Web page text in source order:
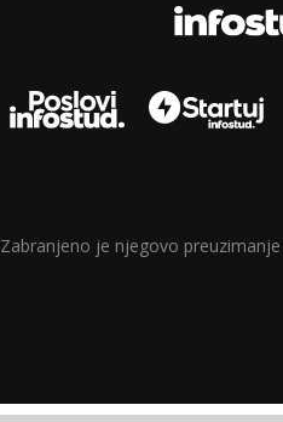
Zabranjeno je njegovo